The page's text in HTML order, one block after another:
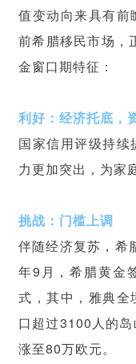
值变动向来具有前
前希腊移民市场，
金窗口期特征：
利好：经济托底，
国家信用评级持
力更加突出，为家
挑战：门槛上调
伴随经济复苏，希
年9月，希腊黄金
式，其中，雅典全
口超过3100人的
涨至80万欧元。